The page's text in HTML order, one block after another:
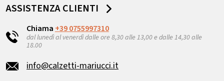
ASSISTENZA CLIENTI
Chiama +39 0755997310
dal lunedì al venerdì dalle ore 8,30 alle 13,00 e dalle 14,30 alle
18.00
info@calzetti-mariucci.it